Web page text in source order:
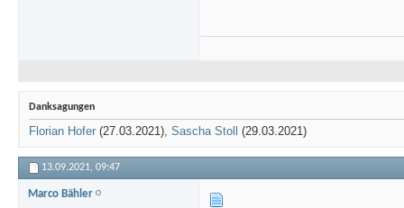
Danksagungen
Florian Hofer (27.03.2021), Sascha Stoll (29.03.2021)
13.09.2021, 09:47
Marco Bähler